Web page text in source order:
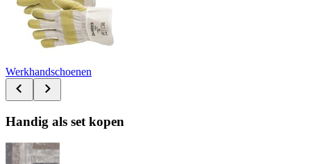
Werkhandschoenen
Handig als set kopen